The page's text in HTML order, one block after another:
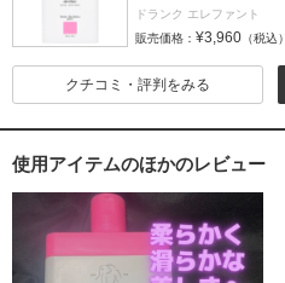
ドランク エレファント
販売価格： ¥3,960 （税込）
クチコミ・評判をみる
使用アイテムのほかのレビュー